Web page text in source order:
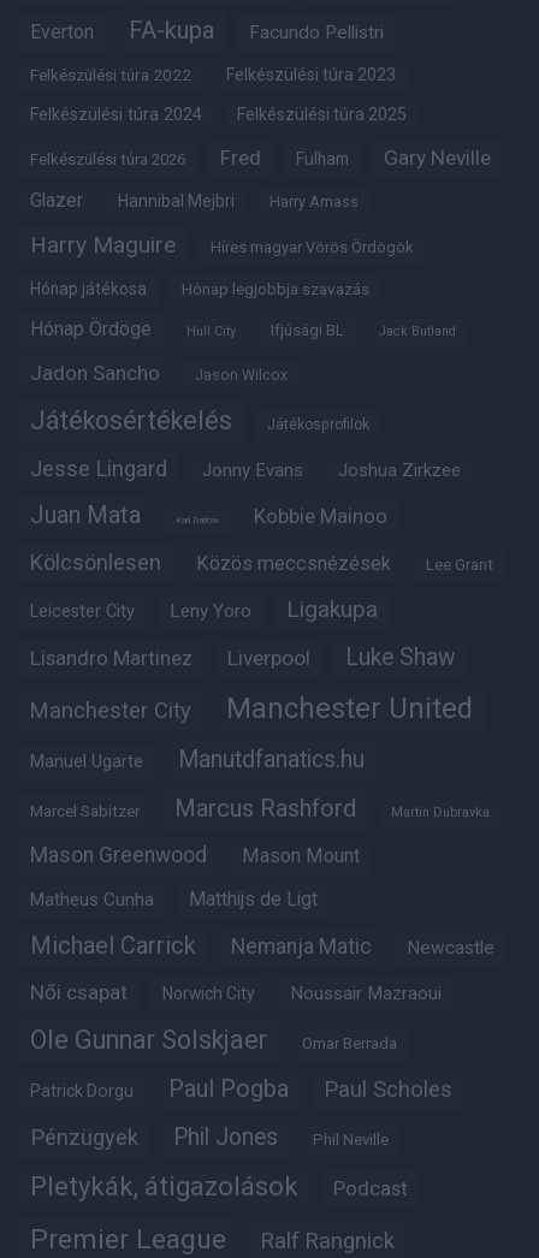
Everton FA-kupa Facundo Pellistri
Felkészülési túra 2022 Felkészülési túra 2023
Felkészülési túra 2024 Felkészülési túra 2025
Felkészülési túra 2026 Fred Fulham Gary Neville
Glazer Hannibal Mejbri Harry Amass
Harry Maguire Híres magyar Vörös Ördögök
Hónap játékosa Hónap legjobbja szavazás
Hónap Ördöge Hull City Ifjúsági BL Jack Butland
Jadon Sancho Jason Wilcox
Játékosértékelés Játékosprofilok
Jesse Lingard Jonny Evans Joshua Zirkzee
Juan Mata Karl Darlow Kobbie Mainoo
Kölcsönlesen Közös meccsnézések Lee Grant
Leicester City Leny Yoro Ligakupa
Lisandro Martinez Liverpool Luke Shaw
Manchester City Manchester United
Manuel Ugarte Manutdfanatics.hu
Marcel Sabitzer Marcus Rashford Martin Dubravka
Mason Greenwood Mason Mount
Matheus Cunha Matthijs de Ligt
Michael Carrick Nemanja Matic Newcastle
Női csapat Norwich City Noussair Mazraoui
Ole Gunnar Solskjaer Omar Berrada
Patrick Dorgu Paul Pogba Paul Scholes
Pénzügyek Phil Jones Phil Neville
Pletykák, átigazolások Podcast
Premier League Ralf Rangnick